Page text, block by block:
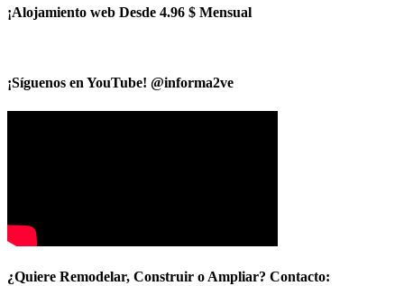
¡Alojamiento web Desde 4.96 $ Mensual
¡Síguenos en YouTube! @informa2ve
¿Quiere Remodelar, Construir o Ampliar? Contacto: